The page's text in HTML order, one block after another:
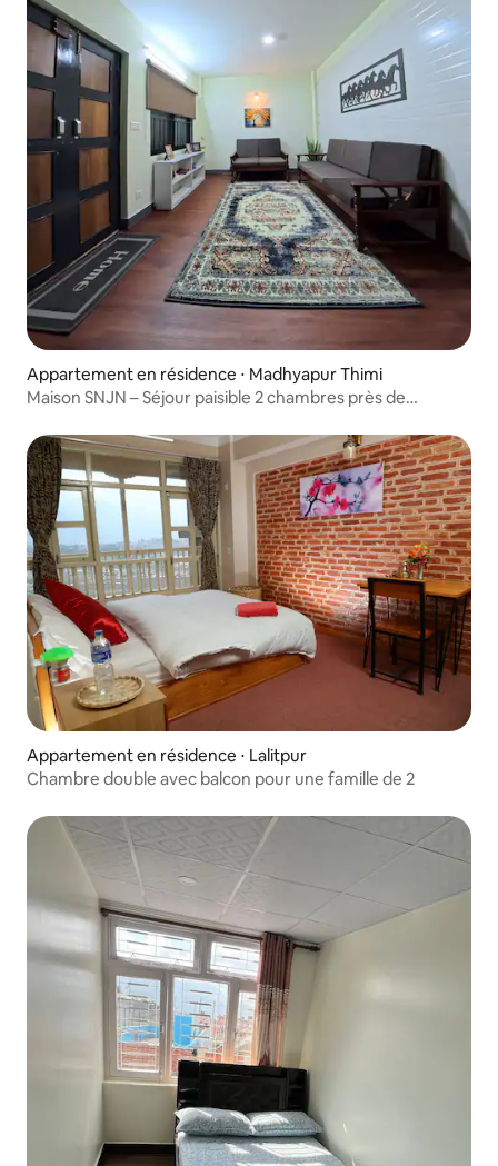
Appartement en résidence ⋅ Madhyapur Thimi
Maison SNJN – Séjour paisible 2 chambres près de
Appartement en résidence ⋅ Lalitpur
Chambre double avec balcon pour une famille de 2